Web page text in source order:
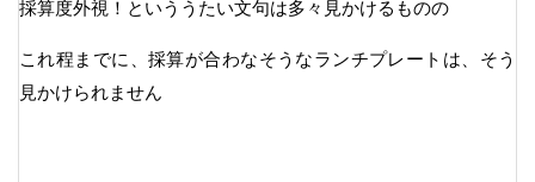
採算度外視！といううたい文句は多々見かけるものの
これ程までに、採算が合わなそうなランチプレートは、そう
見かけられません